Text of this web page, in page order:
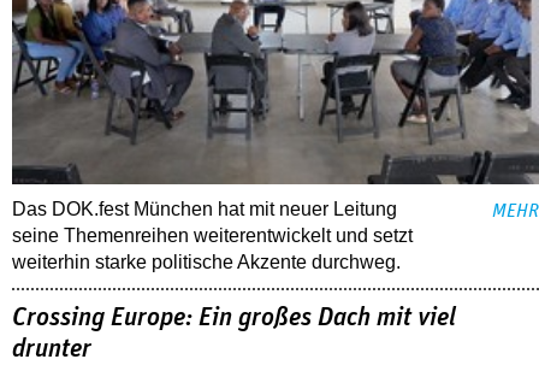
Das DOK.fest München hat mit neuer Leitung
seine Themenreihen weiterentwickelt und setzt
weiterhin starke politische Akzente durchweg.
MEHR
Crossing Europe: Ein großes Dach mit viel
drunter